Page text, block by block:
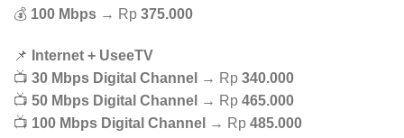
💰 100 Mbps → Rp 375.000
📌
Internet + UseeTV
📺 30 Mbps Digital Channel → Rp 340.000
📺 50 Mbps Digital Channel → Rp 465.000
📺 100 Mbps Digital Channel → Rp 485.000